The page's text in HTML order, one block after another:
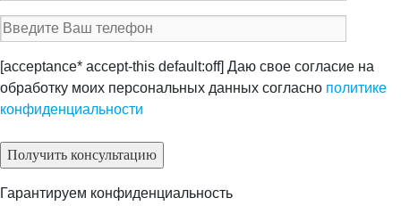
[acceptance* accept-this default:off] Даю свое согласие на
обработку моих персональных данных согласно политике
конфиденциальности
Гарантируем конфиденциальность